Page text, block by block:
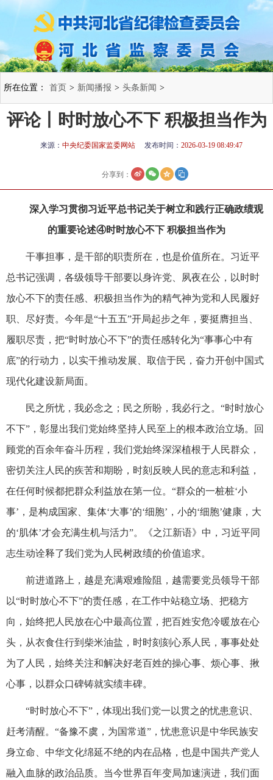
所在位置： 首页 > 新闻播报 > 头条新闻 >
评论丨时时放心不下 积极担当作为
来源： 中央纪委国家监委网站 发布时间： 2026-03-19 08:49:47
分享到：
深入学习贯彻习近平总书记关于树立和践行正确政绩观
的重要论述④时时放心不下 积极担当作为
干事担事，是干部的职责所在，也是价值所在。习近平
总书记强调，各级领导干部要以身许党、夙夜在公，以时时
放心不下的责任感、积极担当作为的精气神为党和人民履好
职、尽好责。今年是“十五五”开局起步之年，要挺膺担当、
履职尽责，把“时时放心不下”的责任感转化为“事事心中有
底”的行动力，以实干推动发展、取信于民，奋力开创中国式
现代化建设新局面。
民之所忧，我必念之；民之所盼，我必行之。“时时放心
不下”，彰显出我们党始终坚持人民至上的根本政治立场。回
顾党的百余年奋斗历程，我们党始终深深植根于人民群众，
密切关注人民的疾苦和期盼，时刻反映人民的意志和利益，
在任何时候都把群众利益放在第一位。“群众的一桩桩‘小
事’，是构成国家、集体‘大事’的‘细胞’，小的‘细胞’健康，大
的‘肌体’才会充满生机与活力”。《之江新语》中，习近平同
志生动诠释了我们党为人民树政绩的价值追求。
前进道路上，越是充满艰难险阻，越需要党员领导干部
以“时时放心不下”的责任感，在工作中站稳立场、把稳方
向，始终把人民放在心中最高位置，把百姓安危冷暖放在心
头，从衣食住行到柴米油盐，时时刻刻心系人民，事事处处
为了人民，始终关注和解决好老百姓的操心事、烦心事、揪
心事，以群众口碑铸就实绩丰碑。
“时时放心不下”，体现出我们党一以贯之的忧患意识、
赶考清醒。“备豫不虞，为国常道”，忧患意识是中华民族安
身立命、中华文化绵延不绝的内在品格，也是中国共产党人
融入血脉的政治品质。当今世界百年变局加速演进，我们面